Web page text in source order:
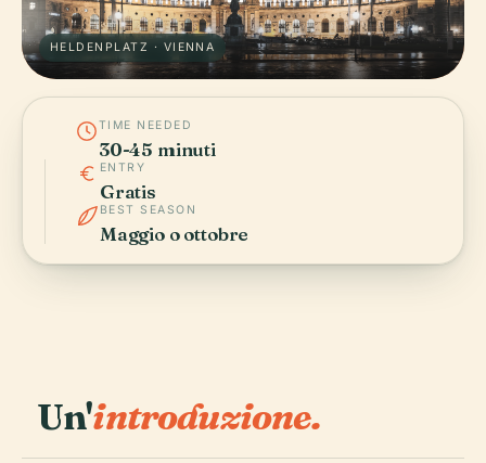
HELDENPLATZ · VIENNA
TIME NEEDED
30-45 minuti
ENTRY
Gratis
BEST SEASON
Maggio o ottobre
Un'introduzione.